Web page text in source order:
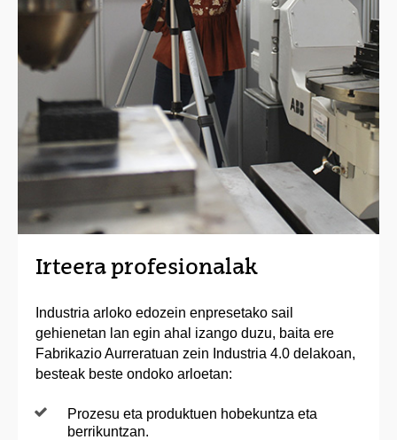
Irteera profesionalak
Industria arloko edozein enpresetako sail
gehienetan lan egin ahal izango duzu, baita ere
Fabrikazio Aurreratuan zein Industria 4.0 delakoan,
besteak beste ondoko arloetan:
Prozesu eta produktuen hobekuntza eta
berrikuntzan.